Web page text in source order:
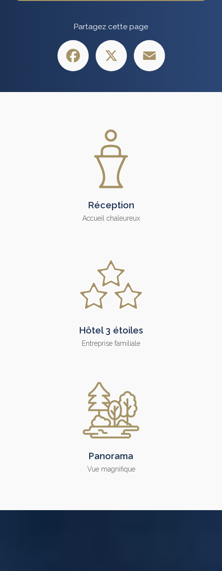
Partagez cette page
Facebook
Réception
Accueil chaleureux
Hôtel 3 étoiles
Entreprise familiale
Panorama
Vue magnifique